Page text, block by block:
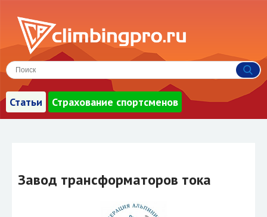
Статьи Страхование спортсменов
Завод трансформаторов тока